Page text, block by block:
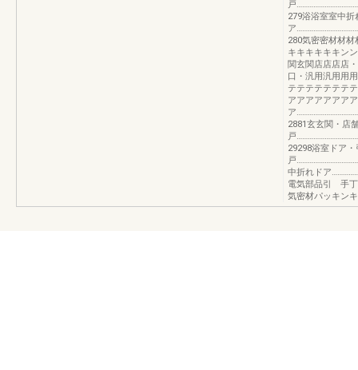
戸
279浴浴室室中
ア
280気密密材材
キキキキキキン
関玄関店店店店
口・汎用汎用用
テテテテテテテ
アアアアアアア
ア
2881玄玄関・店
戸
29298浴室ドア・
戸
中折れドア
電気部品引 手
気密材パッキン